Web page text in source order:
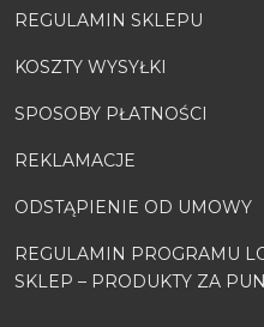
REGULAMIN SKLEPU
KOSZTY WYSYŁKI
SPOSOBY PŁATNOŚCI
REKLAMACJE
ODSTĄPIENIE OD UMOWY
REGULAMIN PROGRAMU
SKLEP – PRODUKTY ZA